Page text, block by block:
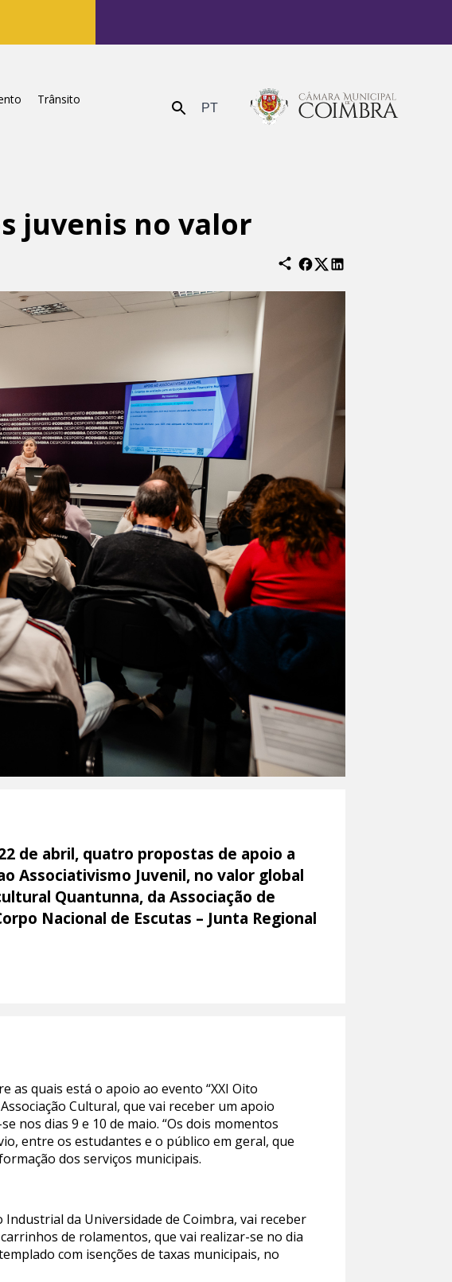
Trânsito
Enviar PT
juvenis no valor
de abril, quatro propostas de apoio a
Associativismo Juvenil, no valor global
Quantunna, da Associação de
Nacional de Escutas – Junta Regional
as quais está o apoio ao evento “XXI Oito
Cultural, que vai receber um apoio
nos dias 9 e 10 de maio. “Os dois momentos
entre os estudantes e o público em geral, que
dos serviços municipais.
Industrial da Universidade de Coimbra, vai receber
de rolamentos, que vai realizar-se no dia
com isenções de taxas municipais, no